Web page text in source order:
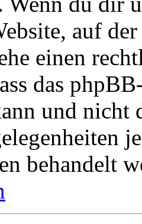
auf
einen
das
und nicht
behandelt